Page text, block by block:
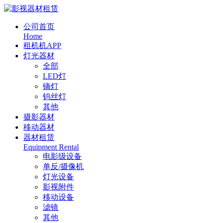
公司首页
Home
租机机APP
灯光器材
全部
LED灯
镝灯
钨丝灯
其他
摄影器材
移动器材
器材租赁
Equipment Rental
电影级设备
单反/摄像机
灯光设备
影视附件
移动设备
滤镜
其他